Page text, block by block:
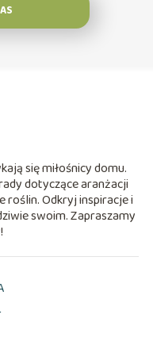
się miłośnicy domu.
dotyczące aranżacji
roślin. Odkryj inspiracje i
swoim. Zapraszamy